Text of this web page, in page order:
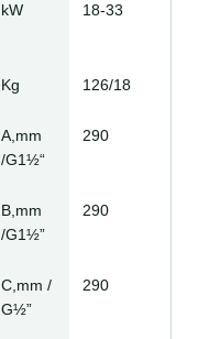
kW 18-33
Kg 126/18
A,mm
/G1½“
290
B,mm
/G1½”
290
C,mm /
G½”
290